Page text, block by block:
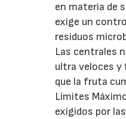
en materia de
exige un
residuos
Las centrales
ultra veloces y
que la fruta
Límites
exigidos por